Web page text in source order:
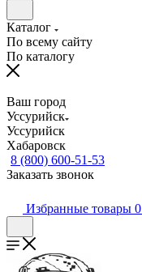
Каталог
По всему сайту
По каталогу
Ваш город
Уссурийск
Уссурийск
Хабаровск
8 (800) 600-51-53
Заказать звонок
Избранные товары 0